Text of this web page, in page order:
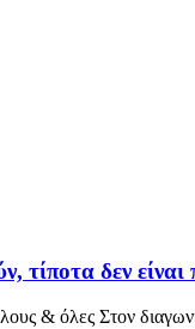
τίποτα δεν
& όλες Στον